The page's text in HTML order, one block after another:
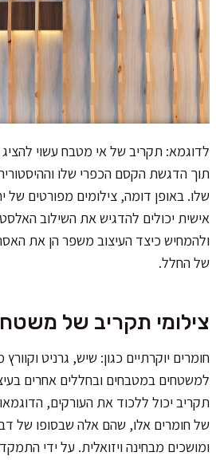
לדוגמא: תקריב של אי מטבח עשוי
תוך הדגשת הקסם הכפרי שלו
שלו. באופן דומה, צילומים מפורטים
אישית יכולים להדגיש את השילוב
ולהמחיש כיצד העיצוב משפר הן את
של החלל.
צילומי תקריב של
חומרים יוקרתיים כגון: שיש, גרניט
למשטחים במטבחים ובחללים אחרים
תקריב יכול ללכוד את העורקים,
של חומרים אלו, שהם אלה שבסופו של
ומושכים מבחינה ויזואלית. על ידי